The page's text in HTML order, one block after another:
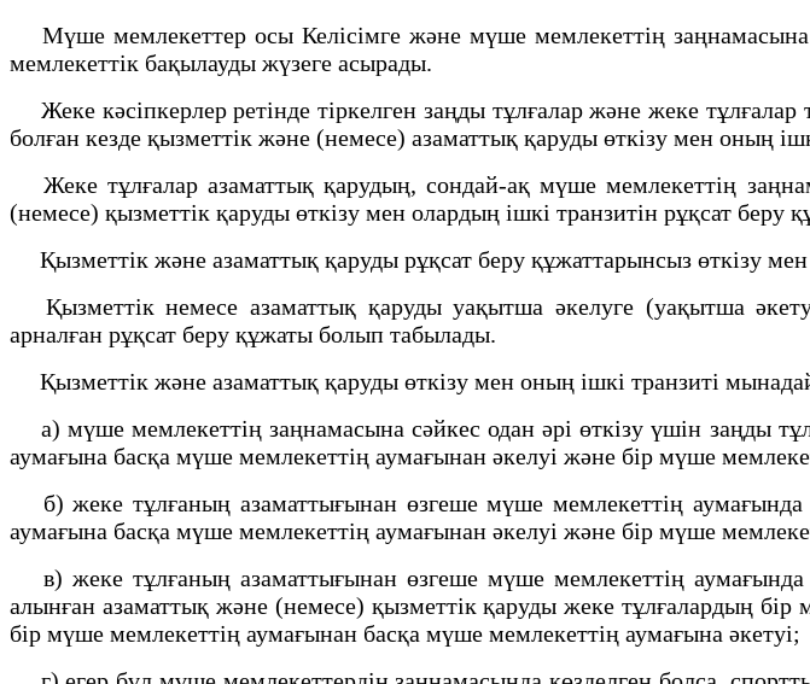
Мүше мемлекеттер осы Келісімге және мүше мемлекеттің заңнамасына
мемлекеттік бақылауды жүзеге асырады.
Жеке кәсіпкерлер ретінде тіркелген заңды тұлғалар және жеке
болған кезде қызметтік және (немесе) азаматтық қаруды өткізу мен оның
Жеке тұлғалар азаматтық қарудың, сондай-ақ мүше мемлекеттің
(немесе) қызметтік қаруды өткізу мен олардың ішкі транзитін рұқсат
Қызметтік және азаматтық қаруды рұқсат беру құжаттарынсыз өткізу мен
Қызметтік немесе азаматтық қаруды уақытша әкелуге (уақытша
арналған рұқсат беру құжаты болып табылады.
Қызметтік және азаматтық қаруды өткізу мен оның ішкі транзиті
а) мүше мемлекеттің заңнамасына сәйкес одан әрі өткізу үшін заңды
аумағына басқа мүше мемлекеттің аумағынан әкелуі және бір мүше
б) жеке тұлғаның азаматтығынан өзгеше мүше мемлекеттің
аумағына басқа мүше мемлекеттің аумағынан әкелуі және бір мүше
в) жеке тұлғаның азаматтығынан өзгеше мүше мемлекеттің аумағында
алынған азаматтық және (немесе) қызметтік қаруды жеке тұлғалардың
бір мүше мемлекеттің аумағынан басқа мүше мемлекеттің аумағына әкетуі;